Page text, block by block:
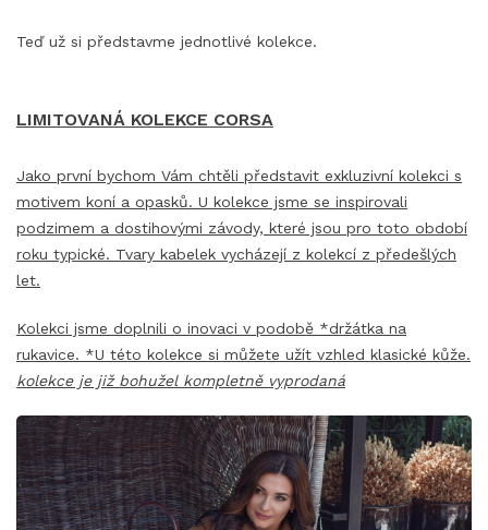
Teď už si představme jednotlivé kolekce.
LIMITOVANÁ KOLEKCE CORSA
Jako první bychom Vám chtěli představit exkluzivní kolekci s
motivem koní a opasků. U kolekce jsme se inspirovali
podzimem a dostihovými závody, které jsou pro toto období
roku typické. Tvary kabelek vycházejí z kolekcí z předešlých
let.
Kolekci jsme doplnili o inovaci v podobě *držátka na
rukavice. *U této kolekce si můžete užít vzhled klasické kůže.
kolekce je již bohužel kompletně vyprodaná